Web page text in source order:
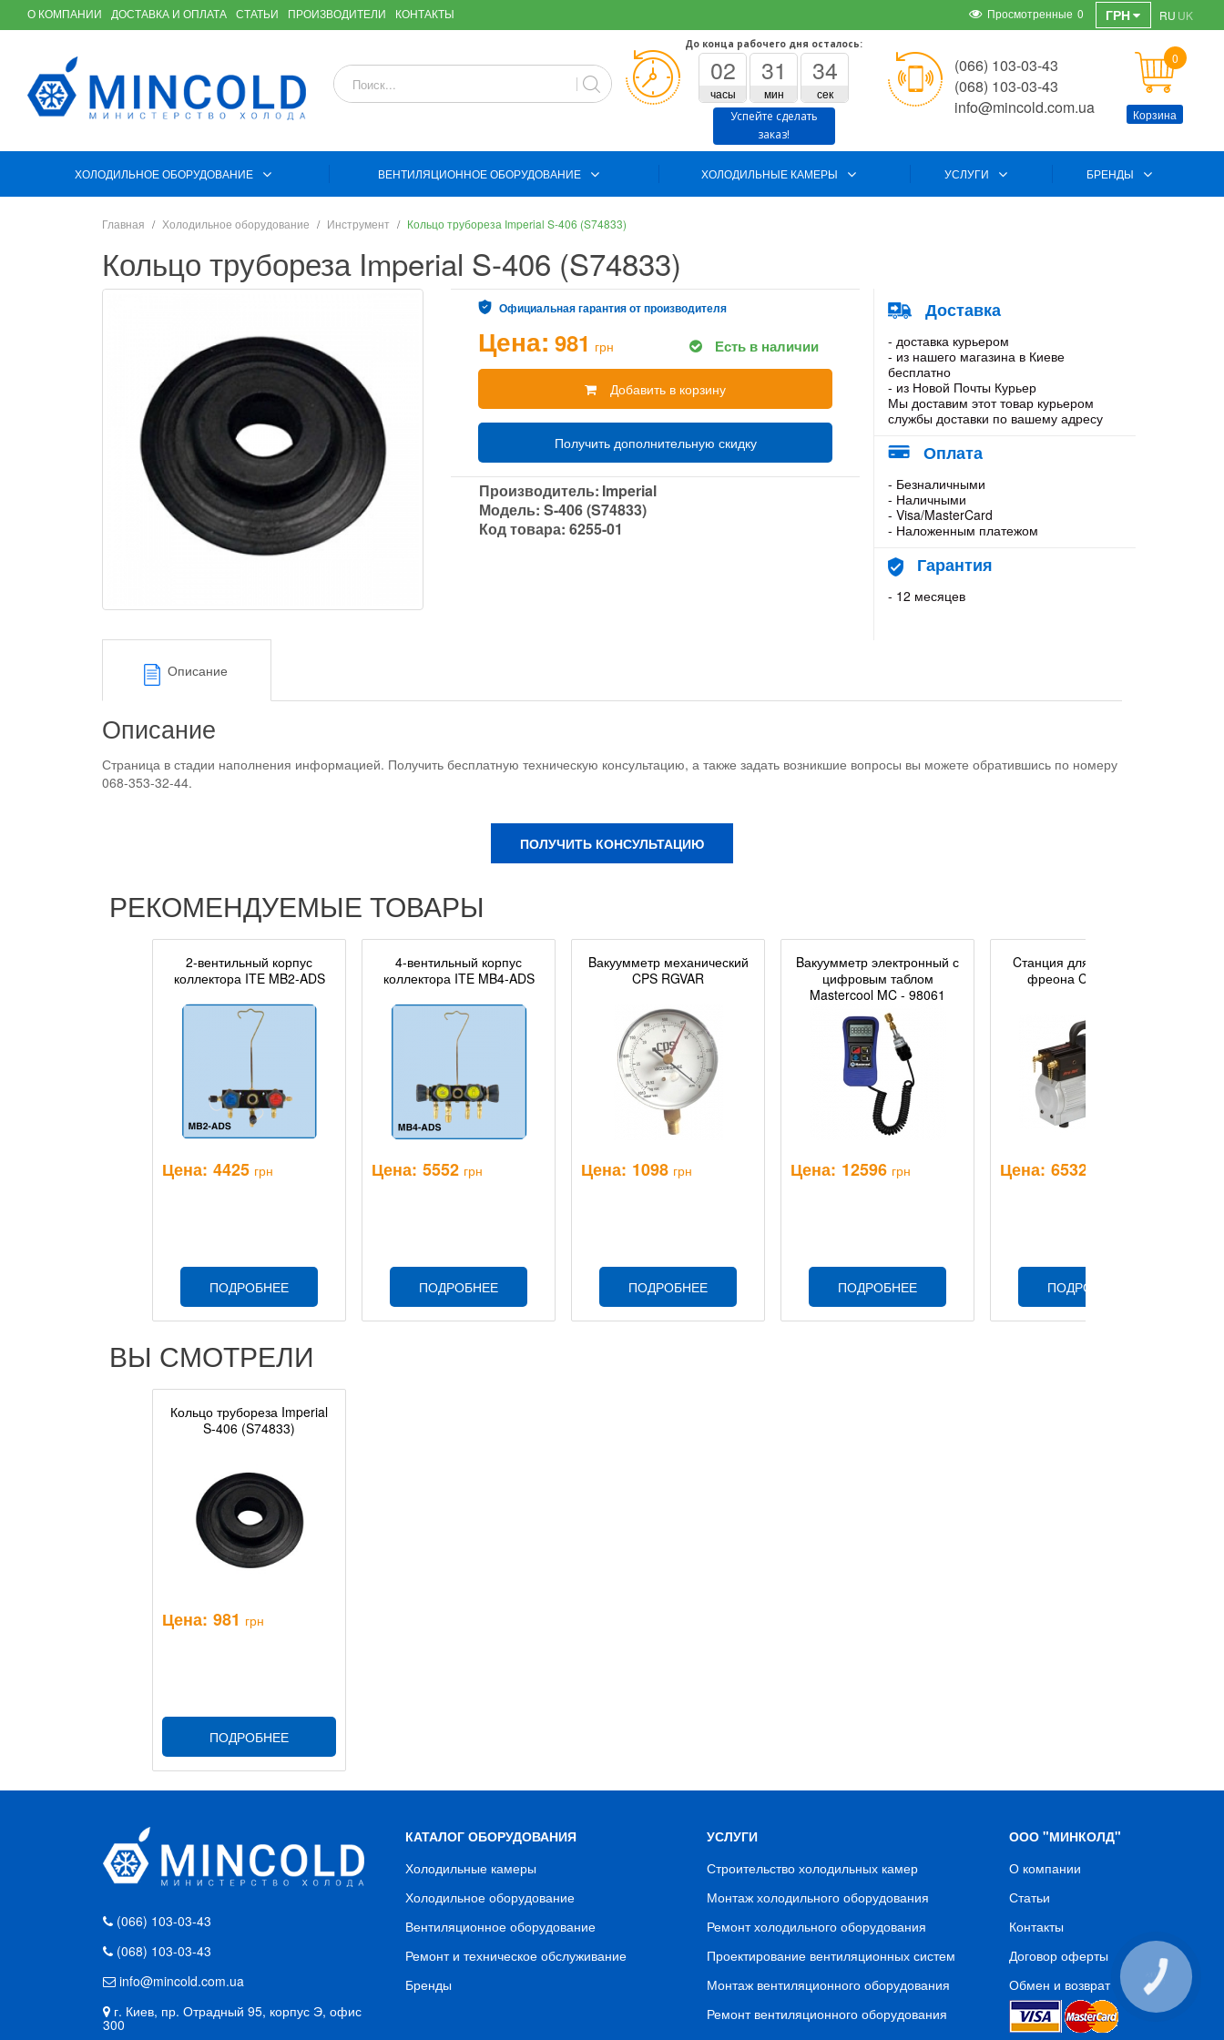
О КОМПАНИИ ДОСТАВКА И ОПЛАТА СТАТЬИ ПРОИЗВОДИТЕЛИ КОНТАКТЫ ГРН RU UK
Просмотренные 0
До конца рабочего дня осталось:
02
часы
31
мин
34
сек
Успейте сделать
заказ!
(066) 103-03-43
(068) 103-03-43
info@mincold.com.ua
0
Корзина
ХОЛОДИЛЬНОЕ ОБОРУДОВАНИЕ ВЕНТИЛЯЦИОННОЕ ОБОРУДОВАНИЕ ХОЛОДИЛЬНЫЕ КАМЕРЫ УСЛУГИ БРЕНДЫ
Главная Холодильное оборудование Инструмент Кольцо трубореза Imperial S-406 (S74833)
Кольцо трубореза Imperial S-406 (S74833)
Официальная гарантия от производителя
Цена: 981 грн Есть в наличии
Добавить в корзину
Получить дополнительную скидку
Производитель: Imperial
Модель:S-406 (S74833)
Код товара:6255-01
Доставка
- доставка курьером
- из нашего магазина в Киеве
бесплатно
- из Новой Почты Курьер
Мы доставим этот товар курьером
службы доставки по вашему адресу
Оплата
- Безналичными
- Наличными
- Visa/MasterCard
- Наложенным платежом
Гарантия
- 12 месяцев
Описание
Описание
Страница в стадии наполнения информацией. Получить бесплатную техническую консультацию, а также задать возникшие вопросы вы можете обратившись по номеру
068-353-32-44.
ПОЛУЧИТЬ КОНСУЛЬТАЦИЮ
РЕКОМЕНДУЕМЫЕ ТОВАРЫ
2-вентильный корпус
коллектора ITE MB2-ADS
Цена: 4425 грн
ПОДРОБНЕЕ
4-вентильный корпус
коллектора ITE MB4-ADS
Цена: 5552 грн
ПОДРОБНЕЕ
Bакуумметр механический
CPS RGVAR
Цена: 1098 грн
ПОДРОБНЕЕ
Bакуумметр электронный с
цифровым таблом
Mastercool MC - 98061
Цена: 12596 грн
ПОДРОБНЕЕ
Cтанция для утилизации
фреона CPS TR21E
Цена: 65326
ПОДРОБНЕЕ
ВЫ СМОТРЕЛИ
Кольцо трубореза Imperial
S-406 (S74833)
Цена: 981 грн
ПОДРОБНЕЕ
(066) 103-03-43
(068) 103-03-43
info@mincold.com.ua
г. Киев, пр. Отрадный 95, корпус Э, офис
300
КАТАЛОГ ОБОРУДОВАНИЯ
Холодильные камеры
Холодильное оборудование
Вентиляционное оборудование
Ремонт и техническое обслуживание
Бренды
УСЛУГИ
Строительство холодильных камер
Монтаж холодильного оборудования
Ремонт холодильного оборудования
Проектирование вентиляционных систем
Монтаж вентиляционного оборудования
Ремонт вентиляционного оборудования
ООО "МИНКОЛД"
О компании
Статьи
Контакты
Договор оферты
Обмен и возврат
КНОПКА
СВЯЗИ